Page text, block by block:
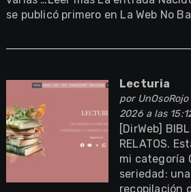
se publicó primero en La Web No
Lecturia
por UnOsoRojo
2026 a las
[DirWeb]
RELATOS.
mi categoría
seriedad:
recopilación